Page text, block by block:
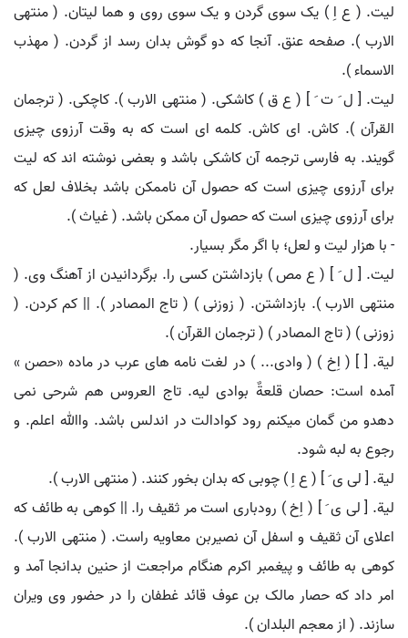
لیت. ( ع اِ ) یک سوی گردن و یک سوی روی و هما لیتان. ( منتهی
الارب ). صفحه عنق. آنجا که دو گوش بدان رسد از گردن. ( مهذب
الاسماء ).
لیت. [ ل َ ت َ ] ( ع ق ) کاشکی. ( منتهی الارب ). کاچکی. ( ترجمان
القرآن ). کاش. ای کاش. کلمه ای است که به وقت آرزوی چیزی
گویند. به فارسی ترجمه آن کاشکی باشد و بعضی نوشته اند که لیت
برای آرزوی چیزی است که حصول آن ناممکن باشد بخلاف لعل که
برای آرزوی چیزی است که حصول آن ممکن باشد. ( غیاث ).
- با هزار لیت و لعل؛ با اگر مگر بسیار.
لیت. [ ل َ ] ( ع مص ) بازداشتن کسی را. برگردانیدن از آهنگ وی. (
منتهی الارب ). بازداشتن. ( زوزنی ) ( تاج المصادر ). || کم کردن. (
زوزنی ) ( تاج المصادر ) ( ترجمان القرآن ).
لیة. [ ] ( اِخ ) ( وادی... ) در لغت نامه های عرب در ماده «حصن »
آمده است: حصان قلعةٌ بوادی لیه. تاج العروس هم شرحی نمی
دهدو من گمان میکنم رود کوادالت در اندلس باشد. واﷲ اعلم. و
رجوع به لبه شود.
لیة. [ لی ی َ ] ( ع اِ ) چوبی که بدان بخور کنند. ( منتهی الارب ).
لیة. [ لی ی َ ] ( اِخ ) رودباری است مر ثقیف را. || کوهی به طائف که
اعلای آن ثقیف و اسفل آن نصیربن معاویه راست. ( منتهی الارب ).
کوهی به طائف و پیغمبر اکرم هنگام مراجعت از حنین بدانجا آمد و
امر داد که حصار مالک بن عوف قائد غطفان را در حضور وی ویران
سازند. ( از معجم البلدان ).